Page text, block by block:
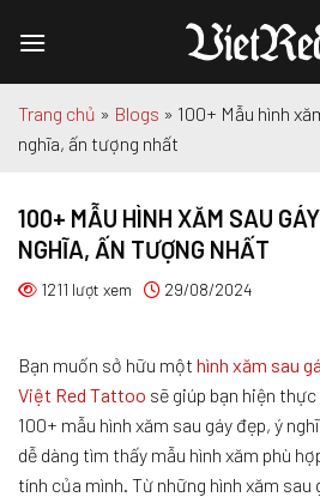
đến
dungTrang chủ » Blogs » 100+ Mẫu hình
nghĩa, ấn tượng nhất
100+ MẪU HÌNH XĂM SAU
NGHĨA, ẤN TƯỢNG NHẤT
1211 lượt xem 29/08/2024
Bạn muốn sở hữu một hình xăm sau
Việt Red Tattoo sẽ giúp bạn hiện
100+ mẫu hình xăm sau gáy đẹp, ý
dễ dàng tìm thấy mẫu hình xăm phù
tính của mình. Từ những hình xăm sau